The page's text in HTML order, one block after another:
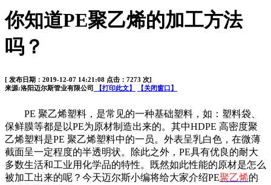
你知道PE聚乙烯的加工方法
吗？
[ 发布日期：2019-12-07 14:21:08 点击：7273 次]
来源:洛阳迈尔斯管业有限公司
【打印此文】 【关闭窗口】
PE 聚乙烯塑料，是常见的一种基础塑料，如：塑料袋、
保鲜膜等都是以PE为原材制造出来的。其中HDPE 高密度聚
乙烯塑料是PE 聚乙烯塑料中的一员。外表呈乳白色，在微薄
截面呈一定程度的半透明状。除此之外， PE具有优良的耐大
多数生活和工业用化学品的特性。既然如此性能的原材是怎么
被加工出来的呢？今天迈尔斯小编将给大家介绍PE聚乙烯的